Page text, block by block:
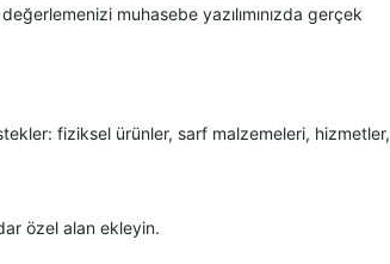
muhasebe yazılımınızda gerçek
fiziksel ürünler, sarf malzemeleri, hizmetler,
özel alan ekleyin.